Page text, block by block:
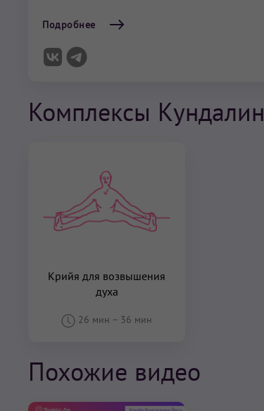
Подробнее
Комплексы
Крийя для возвышения
духа
26 мин – 36 мин
Похожие видео